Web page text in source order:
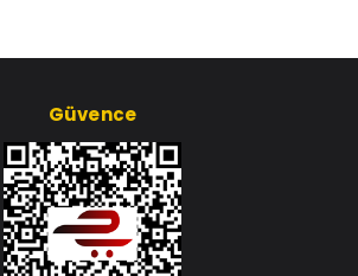
Güvence